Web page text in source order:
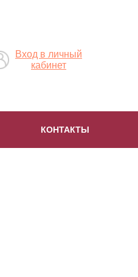
Вход в личный
кабинет
КОНТАКТЫ